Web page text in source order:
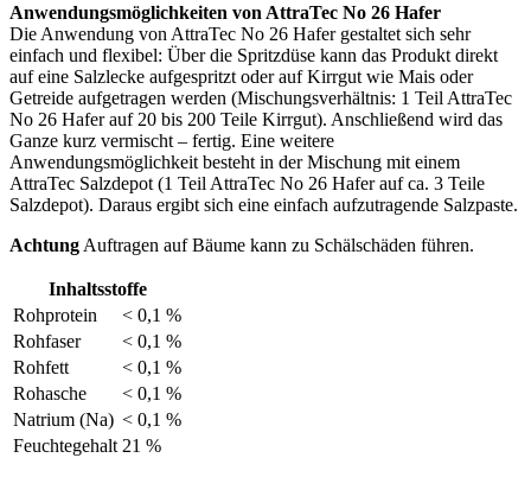
Anwendungsmöglichkeiten von AttraTec No 26 Hafer
Die Anwendung von AttraTec No 26 Hafer gestaltet sich sehr
einfach und flexibel: Über die Spritzdüse kann das Produkt direkt
auf eine Salzlecke aufgespritzt oder auf Kirrgut wie Mais oder
Getreide aufgetragen werden (Mischungsverhältnis: 1 Teil AttraTec
No 26 Hafer auf 20 bis 200 Teile Kirrgut). Anschließend wird das
Ganze kurz vermischt – fertig. Eine weitere
Anwendungsmöglichkeit besteht in der Mischung mit einem
AttraTec Salzdepot (1 Teil AttraTec No 26 Hafer auf ca. 3 Teile
Salzdepot). Daraus ergibt sich eine einfach aufzutragende Salzpaste.
Achtung Auftragen auf Bäume kann zu Schälschäden führen.
Inhaltsstoffe
Rohprotein
< 0,1 %
Rohfaser
< 0,1 %
Rohfett
< 0,1 %
Rohasche
< 0,1 %
Natrium (Na) < 0,1 %
Feuchtegehalt 21 %